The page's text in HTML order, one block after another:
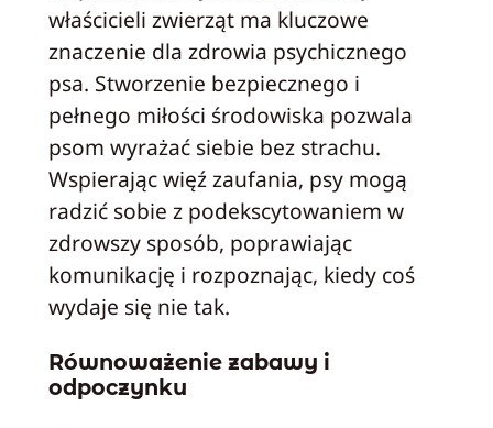
właścicieli zwierząt ma kluczowe
znaczenie dla zdrowia psychicznego
psa. Stworzenie bezpiecznego i
pełnego miłości środowiska pozwala
psom wyrażać siebie bez strachu.
Wspierając więź zaufania, psy mogą
radzić sobie z podekscytowaniem w
zdrowszy sposób, poprawiając
komunikację i rozpoznając, kiedy coś
wydaje się nie tak.
Równoważenie zabawy i
odpoczynku